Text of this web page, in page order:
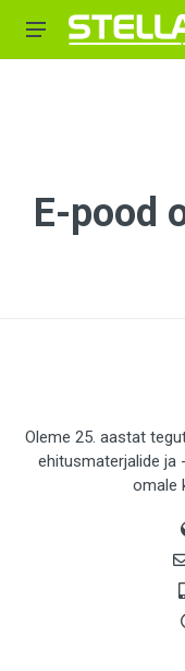
E-pood
Oleme 25. aastat
ehitusmaterjalide ja
omale